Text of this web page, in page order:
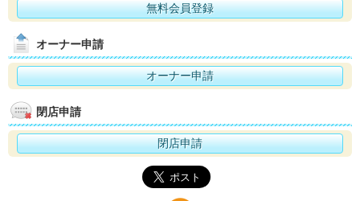
無料会員登録
オーナー申請
オーナー申請
閉店申請
閉店申請